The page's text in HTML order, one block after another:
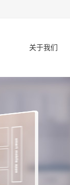
关于我们